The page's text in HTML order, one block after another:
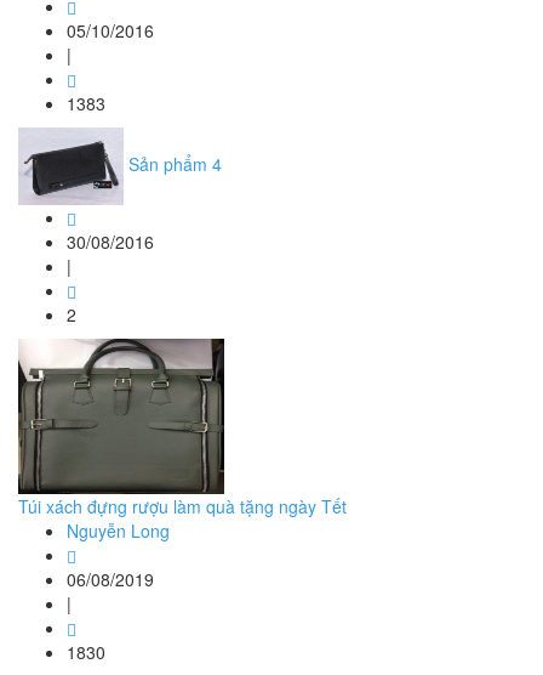
05/10/2016
|
1383
Sản phẩm 4
30/08/2016
|
2
Túi xách đựng rượu làm quà tặng ngày Tết
Nguyễn Long
06/08/2019
|
1830